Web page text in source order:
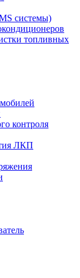
системы)
топливных
контроля
ЛКП